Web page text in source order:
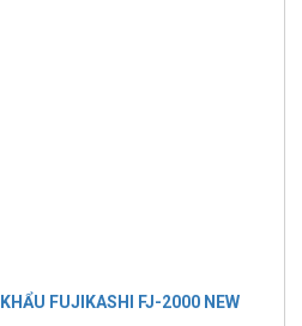
FUJIKASHI FJ-2000 NEW